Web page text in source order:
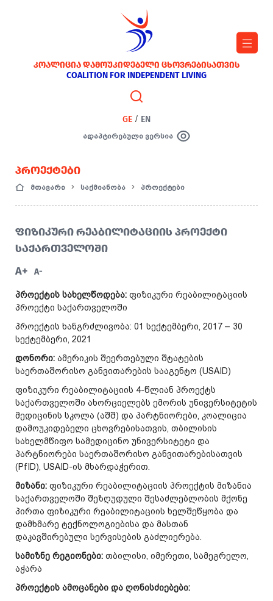
ᲙᲝᲐᲚᲘᲪᲘᲐ ᲓᲐᲛᲝᲣᲙᲘᲓᲔᲑᲔᲚᲘ ᲪᲮᲝᲕᲠᲔᲑᲘᲡᲐᲗᲕᲘᲡ
COALITION FOR INDEPENDENT LIVING
GE / EN
ადაპტირებული ვერსია
ᲞᲠᲝᲔᲥᲢᲔᲑᲘ
მთავარი საქმიანობა პროექტები
ᲤᲘᲖᲘᲙᲣᲠᲘ ᲠᲔᲐᲑᲘᲚᲘᲢᲐᲪᲘᲘᲡ ᲞᲠᲝᲔᲥᲢᲘ
ᲡᲐᲥᲐᲠᲗᲕᲔᲚᲝᲨᲘ
A+
A-
პროექტის სახელწოდება: ფიზიკური რეაბილიტაციის
პროექტი საქართველოში
პროექტის ხანგრძლივობა: 01 სექტემბერი, 2017 – 30
სექტემბერი, 2021
დონორი: ამერიკის შეერთებული შტატების
საერთაშორისო განვითარების სააგენტო (USAID)
ფიზიკური რეაბილიტაციის 4-წლიან პროექტს
საქართველოში ახორციელებს ემორის უნივერსიტეტის
მედიცინის სკოლა (აშშ) და პარტნიორები, კოალიცია
დამოუკიდებელი ცხოვრებისათვის, თბილისის
სახელმწიფო სამედიცინო უნივერსიტეტი და
პარტნიორები საერთაშორისო განვითარებისათვის
(PfID), USAID-ის მხარდაჭერით.
მიზანი: ფიზიკური რეაბილიტაციის პროექტის მიზანია
საქართველოში შეზღუდული შესაძლებლობის მქონე
პირთა ფიზიკური რეაბილიტაციის ხელშეწყობა და
დამხმარე ტექნოლოგიებისა და მასთან
დაკავშირებული სერვისების გაძლიერება.
სამიზნე რეგიონები: თბილისი, იმერეთი, სამეგრელო,
აჭარა
პროექტის ამოცანები და ღონისძიებები: